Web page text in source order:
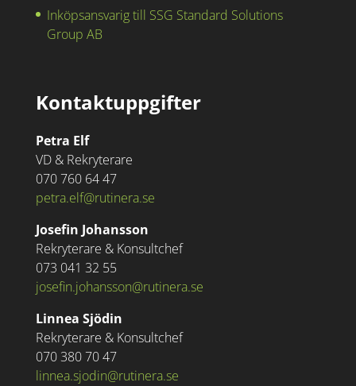
Inköpsansvarig till SSG Standard Solutions
Group AB
Kontaktuppgifter
Petra Elf
VD & Rekryterare
070 760 64 47
petra.elf@rutinera.se
Josefin Johansson
Rekryterare & Konsultchef
073 041 32 55
josefin.johansson@rutinera.se
Linnea Sjödin
Rekryterare & Konsultchef
070 380 70 47
linnea.sjodin@rutinera.se